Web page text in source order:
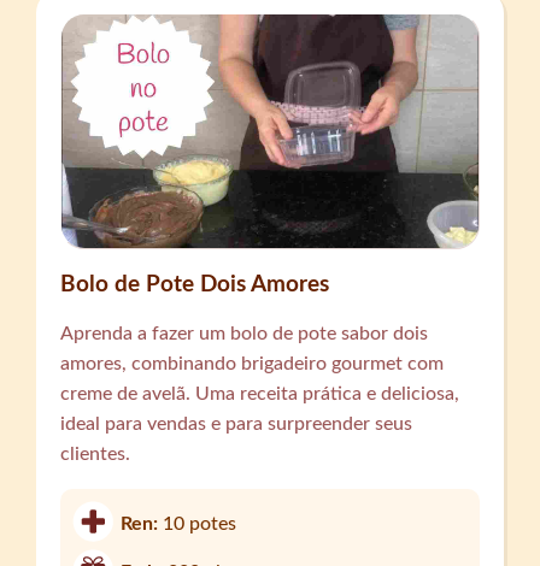
Bolo de Pote Dois Amores
Aprenda a fazer um bolo de pote sabor dois
amores, combinando brigadeiro gourmet com
creme de avelã. Uma receita prática e deliciosa,
ideal para vendas e para surpreender seus
clientes.
Ren: 10 potes